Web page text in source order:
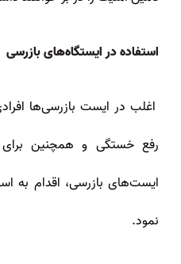
استفاده در ایستگاه‌های بازرسی
اغلب در ایست بازرسی‌ها
رفع خستگی و همچنین برای
ایست‌های بازرسی، اقدام به
نمود.